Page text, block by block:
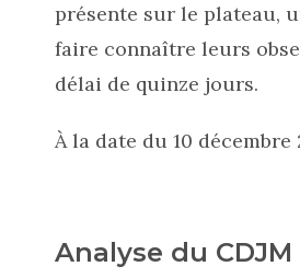
présente sur le plateau,
faire connaître leurs
délai de quinze jours.
À la date du 10 décembre
Analyse du CDJM